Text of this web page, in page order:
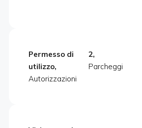
Permesso di
utilizzo,
Autorizzazioni
2,
Parcheggi